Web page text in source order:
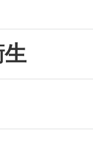
生